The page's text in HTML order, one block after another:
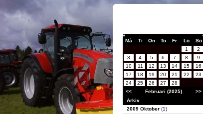
Må Ti On To Fr Lö
Sö
1
2
3
4 5 6 7 8
9
10
11 12 13 14 15
16
17
18 19 20 21 22
23
24
25 26 27
28
<<
Februari (2025)
>>
Arkiv
2009 Oktober (1)